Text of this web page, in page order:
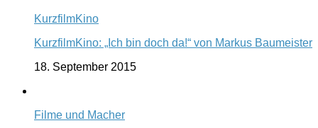
KurzfilmKino
KurzfilmKino: „Ich bin doch da!“ von Markus Baumeister
18. September 2015
Filme und Macher